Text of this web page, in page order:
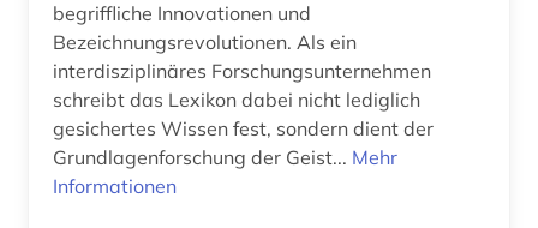
asiaten (1)
asiatische schriftsteller (1)
asien (5)
Sachsen-Anhalt (1)
Schweden (20)
Schweiz (7)
Serbien (1)
begriffliche Innovationen und
Bezeichnungsrevolutionen. Als ein
interdisziplinäres Forschungsunternehmen
schreibt das Lexikon dabei nicht lediglich
gesichertes Wissen fest, sondern dient der
Grundlagenforschung der Geist... Mehr
Informationen